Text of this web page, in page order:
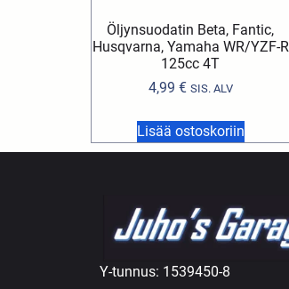
Öljynsuodatin Beta, Fantic,
Husqvarna, Yamaha WR/YZF-R
125cc 4T
4,99 € SIS. ALV
Lisää ostoskoriin
Y-tunnus: 1539450-8